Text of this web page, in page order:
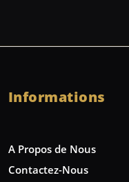
Informations
A Propos de Nous
Contactez-Nous